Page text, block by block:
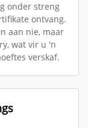
onder streng
ontvang.
aan nie, maar
wat vir u 'n
verskaf.